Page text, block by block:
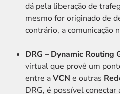
dá pela liberação de
mesmo for originado de
contrário, a comunicação
DRG – Dynamic Routing
virtual que provê um
entre aVCN e outras
DRG, é possível conectar